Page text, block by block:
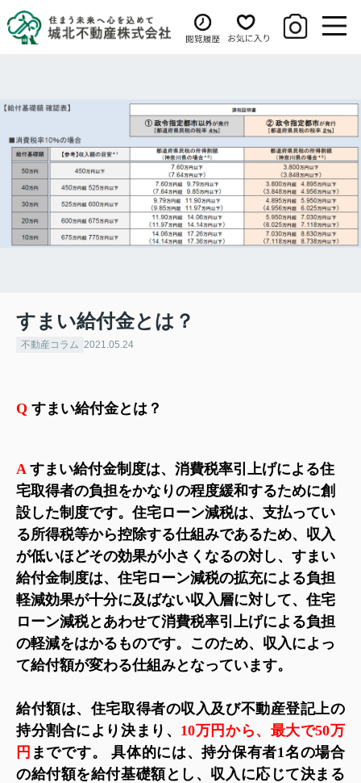
すまい給付金とは？
不動産コラム 2021.05.24
Q すまい給付金とは？
A すまい給付金制度は、消費税率引上げによる住
宅取得者の負担をかなりの程度緩和するために創
設した制度です。住宅ローン減税は、支払ってい
る所得税等から控除する仕組みであるため、収入
が低いほどその効果が小さくなるの対し、すまい
給付金制度は、住宅ローン減税の拡充による負担
軽減効果が十分に及ばない収入層に対して、住宅
ローン減税とあわせて消費税率引上げによる負担
の軽減をはかるものです。このため、収入によっ
て給付額が変わる仕組みとなっています。
給付額は、住宅取得者の収入及び不動産登記上の
持分割合により決まり、 10万円から、最大で50万
円 までです。 具体的には、持分保有者1 名の場合
の給付額を給付基礎額とし、収入に応じて決まる